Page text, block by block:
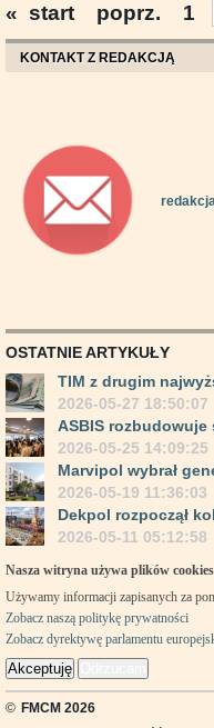
« start poprz. 1
KONTAKT Z REDAKCJĄ
OSTATNIE ARTYKUŁY
TIM z drugim
2026-05-27 18:50:07
ASBIS rozbudowuje
2026-05-25 14:09:25
Marvipol wybrał
2026-05-19 11:36:03
Dekpol rozpoczął
2026-05-11 05:12:58
Nasza witryna używa plików cookies
Używamy informacji zapisanych za
Zobacz naszą politykę prywatności
Zobacz dyrektywę parlamentu
Akceptuję
© FMCM 2026